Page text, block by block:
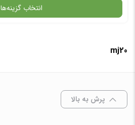
انتخاب گزینه‌ها
گارانتیmj20
پرش به بالا